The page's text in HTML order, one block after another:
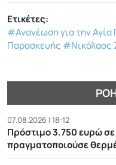
Ετικέτες:
#Ανανέωση για την
Παρασκευής #Νικόλαος
07.08.2026 | 18:12
Πρόστιμο 3.750 ευρώ
πραγματοποιούσε